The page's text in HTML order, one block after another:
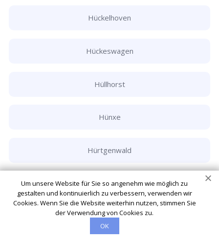
Hückelhoven
Hückeswagen
Hüllhorst
Hünxe
Hürtgenwald
Hürth
Ibbenbüren
Um unsere Website für Sie so angenehm wie möglich zu
gestalten und kontinuierlich zu verbessern, verwenden wir
Cookies. Wenn Sie die Website weiterhin nutzen, stimmen Sie
der Verwendung von Cookies zu.
OK